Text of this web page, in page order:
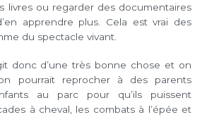
livres ou regarder des documentaires
apprendre plus. Cela est vrai des
du spectacle vivant.
donc d’une très bonne chose et on
pourrait reprocher à des parents
au parc pour qu’ils puissent
à cheval, les combats à l’épée et